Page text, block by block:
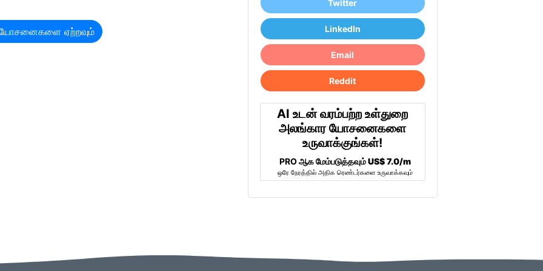
யோசனைகளை ஏற்றவும்
Twitter
LinkedIn
Email
Reddit
AI உடன் வரம்பற்ற உள்துறை
அலங்கார யோசனைகளை
உருவாக்குங்கள்!
PRO ஆக மேம்படுத்தவும்US$ 7.0/m
ஒரே நேரத்தில் அதிக ரெண்டர்களை உருவாக்கவும்